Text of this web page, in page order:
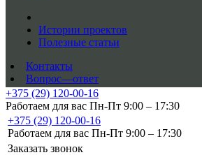
Истории проектов
Полезные статьи
Контакты
Вопрос—ответ
+375 (29) 120-00-16
Работаем для вас Пн-Пт 9:00 – 17:30
+375 (29) 120-00-16
Работаем для вас Пн-Пт 9:00 – 17:30
Заказать звонок